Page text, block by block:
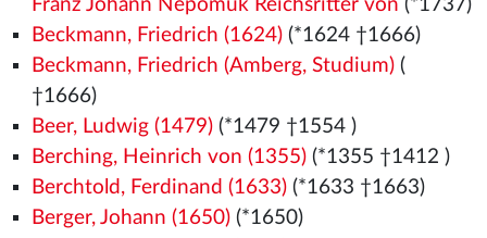
Franz Johann Nepomuk Reichsritter von (*1737)
Beckmann, Friedrich (1624)(*1624 †1666)
Beckmann, Friedrich (Amberg, Studium)(
†1666)
Beer, Ludwig (1479)(*1479 †1554 )
Berching, Heinrich von (1355)(*1355 †1412 )
Berchtold, Ferdinand (1633)(*1633 †1663)
Berger, Johann (1650)(*1650)